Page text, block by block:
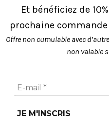
Et bénéficiez de
prochaine
Offre non cumulable avec
non valable